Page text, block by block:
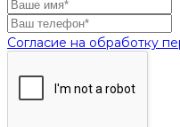
Согласие на обработку